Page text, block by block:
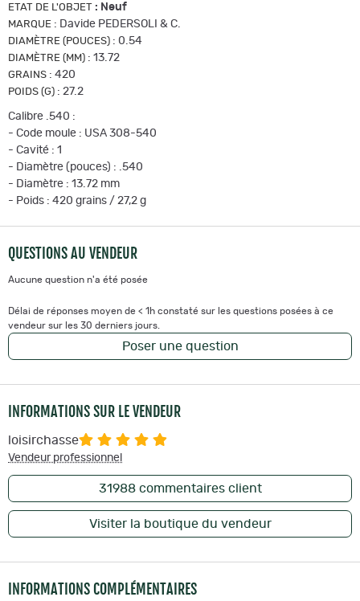
ETAT DE L'OBJET : Neuf
MARQUE : Davide PEDERSOLI & C.
DIAMÈTRE (POUCES) : 0.54
DIAMÈTRE (MM) : 13.72
GRAINS : 420
POIDS (G) : 27.2
Calibre .540 :
- Code moule : USA 308-540
- Cavité : 1
- Diamètre (pouces) : .540
- Diamètre : 13.72 mm
- Poids : 420 grains / 27,2 g
QUESTIONS AU VENDEUR
Aucune question n'a été posée
Délai de réponses moyen de < 1h constaté sur les questions posées à ce
vendeur sur les 30 derniers jours.
Poser une question
INFORMATIONS SUR LE VENDEUR
loisirchasse
Vendeur professionnel
31988commentaires client
Visiter la boutique du vendeur
INFORMATIONS COMPLÉMENTAIRES